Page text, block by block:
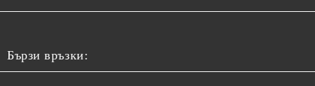
Бързи връзки: